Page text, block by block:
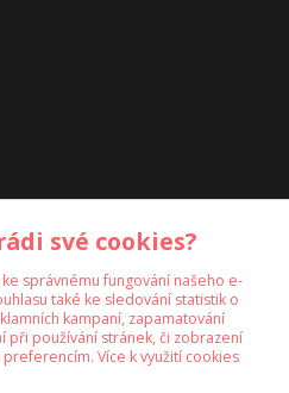
své cookies?
správnému fungování našeho e-
také ke sledování statistik o
kampaní, zapamatování
při používání stránek, či zobrazení
preferencím. Více k využití cookies